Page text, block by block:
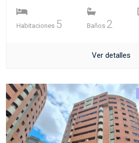
Habitaciones 5 Baños 2
Ver detalles